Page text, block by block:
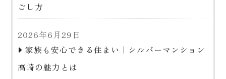
ごし方
2026年6月29日
家族も安心できる住まい｜シルバーマンション
高崎の魅力とは